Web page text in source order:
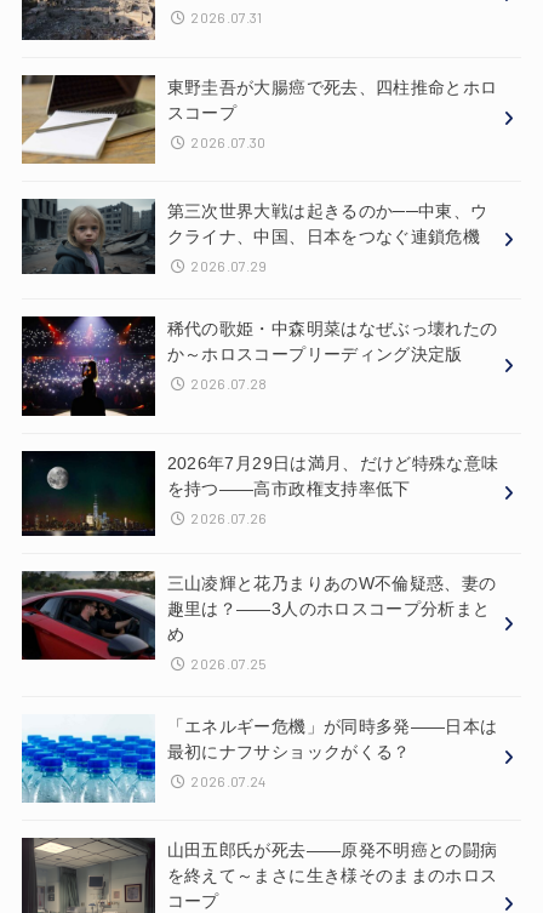
2026.07.31
東野圭吾が大腸癌で死去、四柱推命とホロ
スコープ
2026.07.30
第三次世界大戦は起きるのか──中東、ウ
クライナ、中国、日本をつなぐ連鎖危機
2026.07.29
稀代の歌姫・中森明菜はなぜぶっ壊れたの
か～ホロスコープリーディング決定版
2026.07.28
2026年7月29日は満月、だけど特殊な意味
を持つ——高市政権支持率低下
2026.07.26
三山凌輝と花乃まりあのW不倫疑惑、妻の
趣里は？——3人のホロスコープ分析まと
め
2026.07.25
「エネルギー危機」が同時多発——日本は
最初にナフサショックがくる？
2026.07.24
山田五郎氏が死去——原発不明癌との闘病
を終えて～まさに生き様そのままのホロス
コープ